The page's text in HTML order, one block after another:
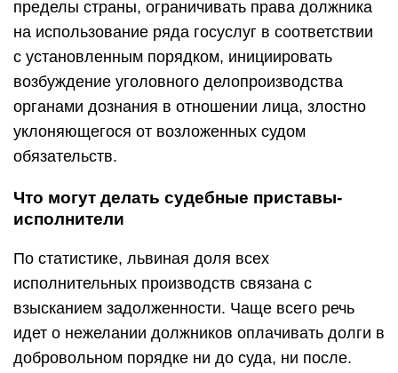
пределы страны, ограничивать права должника
на использование ряда госуслуг в соответствии
с установленным порядком, инициировать
возбуждение уголовного делопроизводства
органами дознания в отношении лица, злостно
уклоняющегося от возложенных судом
обязательств.
Что могут делать судебные приставы-
исполнители
По статистике, львиная доля всех
исполнительных производств связана с
взысканием задолженности. Чаще всего речь
идет о нежелании должников оплачивать долги в
добровольном порядке ни до суда, ни после.